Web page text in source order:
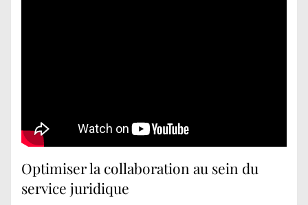
Optimiser la collaboration au sein du
service juridique